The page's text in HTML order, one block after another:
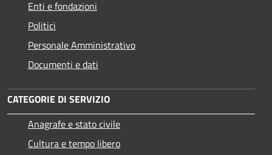
Enti e fondazioni
Politici
Personale Amministrativo
Documenti e dati
CATEGORIE DI SERVIZIO
Anagrafe e stato civile
Cultura e tempo libero